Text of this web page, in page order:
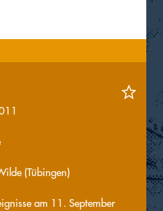
(Tübingen)
am 11. September